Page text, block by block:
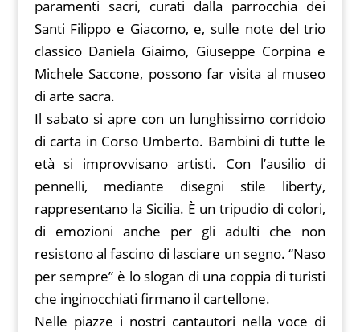
paramenti sacri, curati dalla parrocchia dei
Santi Filippo e Giacomo, e, sulle note del trio
classico Daniela Giaimo, Giuseppe Corpina e
Michele Saccone, possono far visita al museo
di arte sacra.
Il sabato si apre con un lunghissimo corridoio
di carta in Corso Umberto. Bambini di tutte le
età si improvvisano artisti. Con l’ausilio di
pennelli, mediante disegni stile liberty,
rappresentano la Sicilia. È un tripudio di colori,
di emozioni anche per gli adulti che non
resistono al fascino di lasciare un segno. “Naso
per sempre” è lo slogan di una coppia di turisti
che inginocchiati firmano il cartellone.
Nelle piazze i nostri cantautori nella voce di